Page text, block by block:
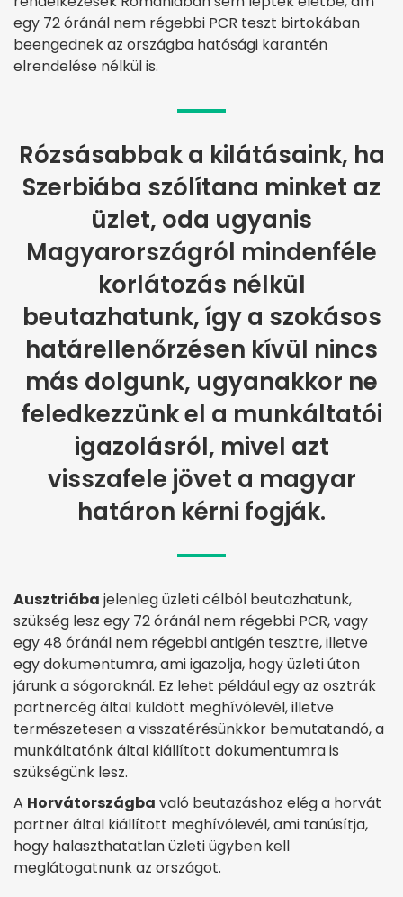
egy 72 óránál nem régebbi PCR teszt birtokában
beengednek az országba hatósági karantén
elrendelése nélkül is.
Rózsásabbak a kilátásaink, ha
Szerbiába szólítana minket az
üzlet, oda ugyanis
Magyarországról mindenféle
korlátozás nélkül
beutazhatunk, így a szokásos
határellenőrzésen kívül nincs
más dolgunk, ugyanakkor ne
feledkezzünk el a munkáltatói
igazolásról, mivel azt
visszafele jövet a magyar
határon kérni fogják.
Ausztriába jelenleg üzleti célból beutazhatunk,
szükség lesz egy 72 óránál nem régebbi PCR, vagy
egy 48 óránál nem régebbi antigén tesztre, illetve
egy dokumentumra, ami igazolja, hogy üzleti úton
járunk a sógoroknál. Ez lehet például egy az osztrák
partnercég által küldött meghívólevél, illetve
természetesen a visszatérésünkkor bemutatandó, a
munkáltatónk által kiállított dokumentumra is
szükségünk lesz.
A Horvátországba való beutazáshoz elég a horvát
partner által kiállított meghívólevél, ami tanúsítja,
hogy halaszthatatlan üzleti ügyben kell
meglátogatnunk az országot.